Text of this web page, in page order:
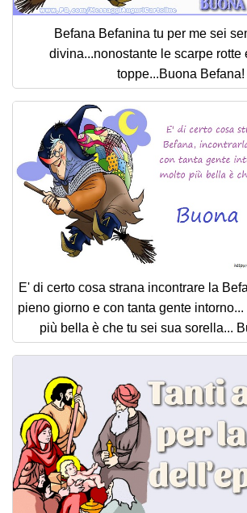
Befana Befanina tu per me sei
divina...nonostante le scarpe rotte
toppe...Buona Befana!
E' di certo cosa strana incontrare la
pieno giorno e con tanta gente
più bella è che tu sei sua sorella...